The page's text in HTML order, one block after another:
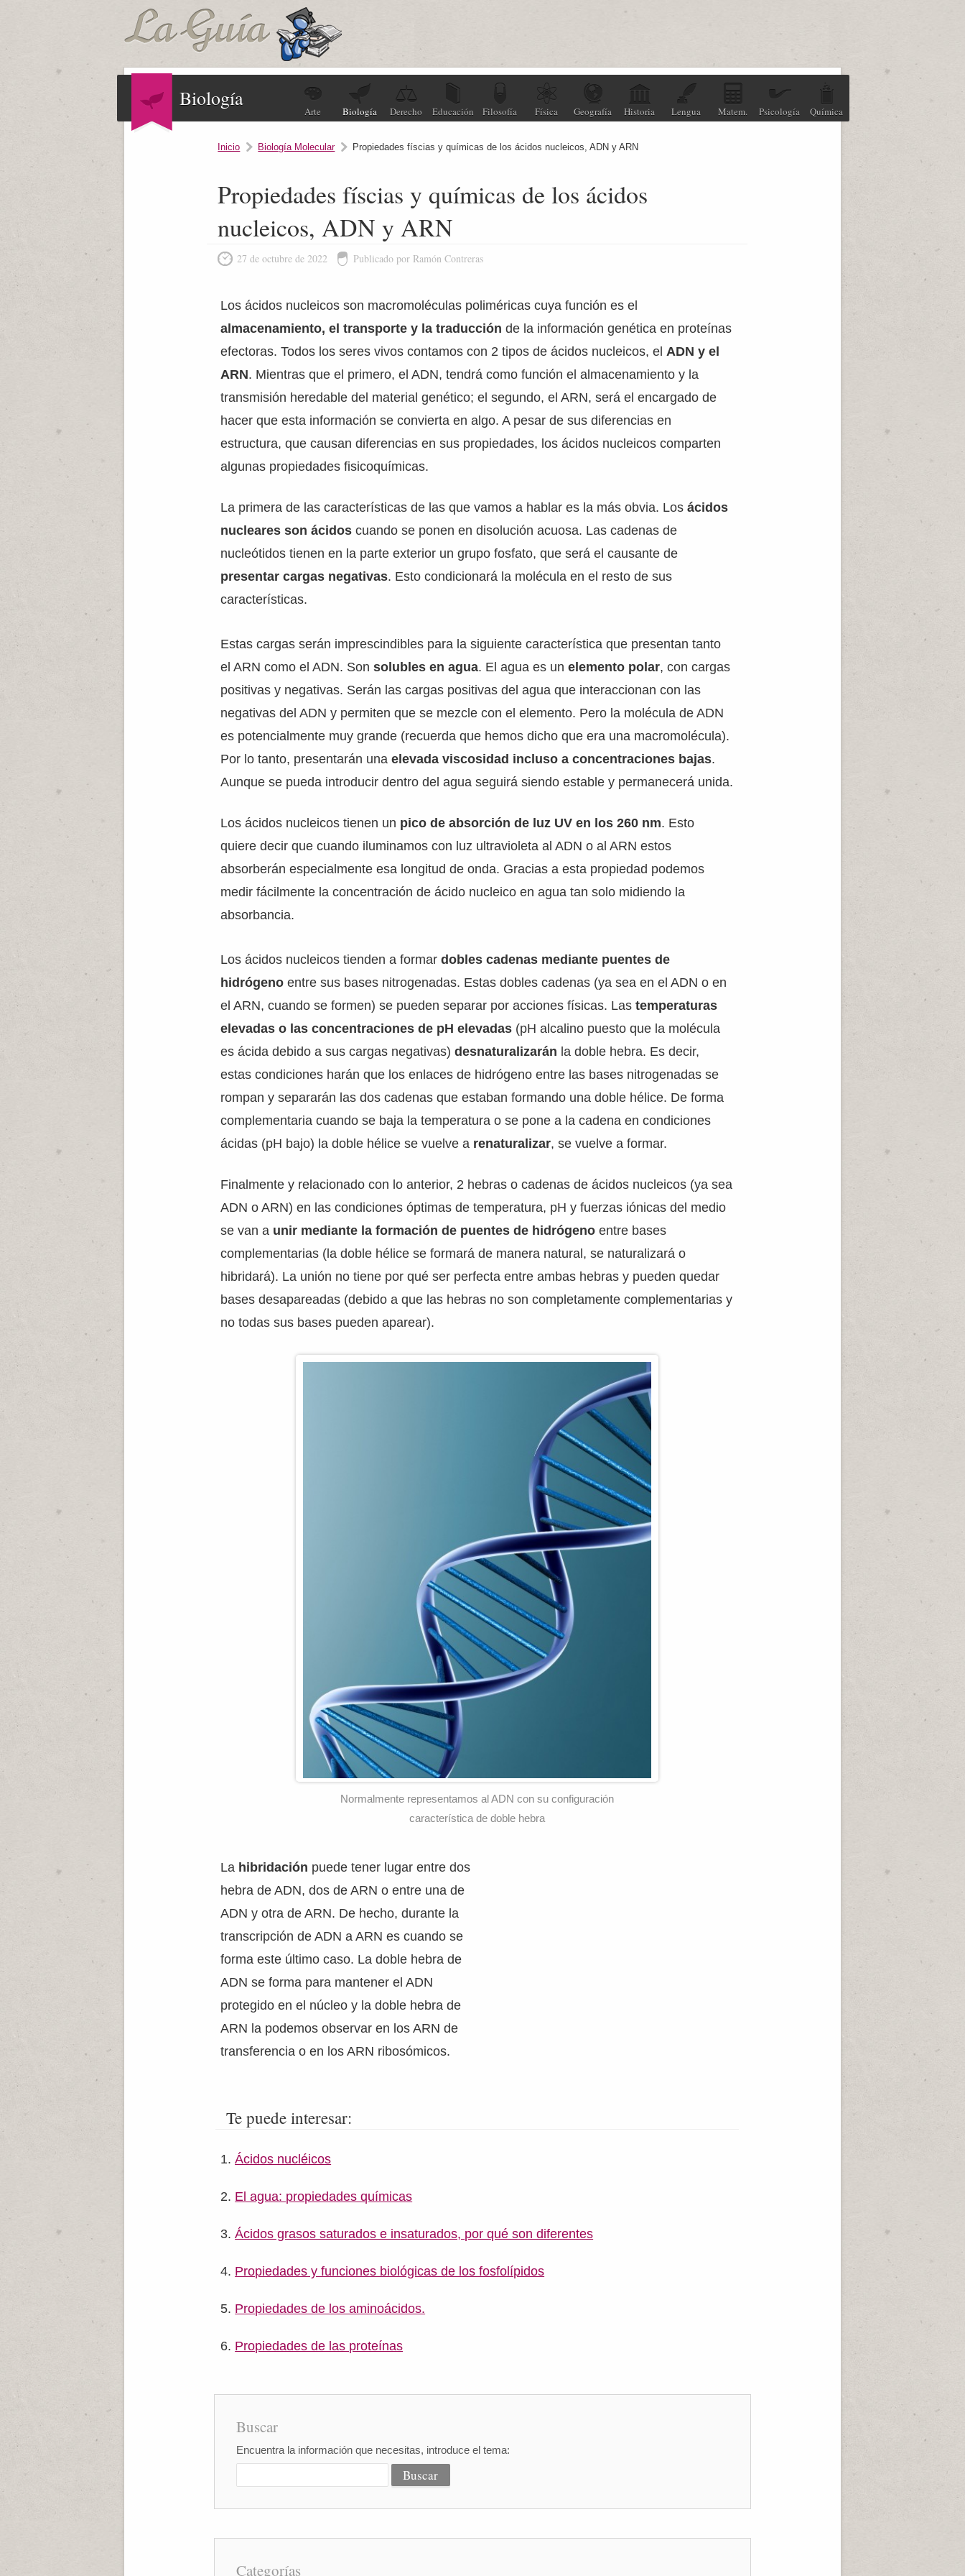
Biología
Arte Biología Derecho Educación Filosofía Física Geografía Historia Lengua Matem. Psicología Química
Inicio Biología Molecular Propiedades físcias y químicas de los ácidos nucleicos, ADN y ARN
Propiedades físcias y químicas de los ácidos
nucleicos, ADN y ARN
27 de octubre de 2022 Publicado por Ramón Contreras
Los ácidos nucleicos son macromoléculas poliméricas cuya función es el
almacenamiento, el transporte y la traducciónde la información genética en proteínas
efectoras. Todos los seres vivos contamos con 2 tipos de ácidos nucleicos, elADN y el
ARN. Mientras que el primero, el ADN, tendrá como función el almacenamiento y la
transmisión heredable del material genético; el segundo, el ARN, será el encargado de
hacer que esta información se convierta en algo. A pesar de sus diferencias en
estructura, que causan diferencias en sus propiedades, los ácidos nucleicos comparten
algunas propiedades fisicoquímicas.
La primera de las características de las que vamos a hablar es la más obvia. Losácidos
nucleares son ácidoscuando se ponen en disolución acuosa. Las cadenas de
nucleótidos tienen en la parte exterior un grupo fosfato, que será el causante de
presentar cargas negativas. Esto condicionará la molécula en el resto de sus
características.
Estas cargas serán imprescindibles para la siguiente característica que presentan tanto
el ARN como el ADN. Sonsolubles en agua. El agua es unelemento polar, con cargas
positivas y negativas. Serán las cargas positivas del agua que interaccionan con las
negativas del ADN y permiten que se mezcle con el elemento. Pero la molécula de ADN
es potencialmente muy grande (recuerda que hemos dicho que era una macromolécula).
Por lo tanto, presentarán unaelevada viscosidad incluso a concentraciones bajas.
Aunque se pueda introducir dentro del agua seguirá siendo estable y permanecerá unida.
Los ácidos nucleicos tienen un pico de absorción de luz UV en los 260 nm. Esto
quiere decir que cuando iluminamos con luz ultravioleta al ADN o al ARN estos
absorberán especialmente esa longitud de onda. Gracias a esta propiedad podemos
medir fácilmente la concentración de ácido nucleico en agua tan solo midiendo la
absorbancia.
Los ácidos nucleicos tienden a formardobles cadenas mediante puentes de
hidrógenoentre sus bases nitrogenadas. Estas dobles cadenas (ya sea en el ADN o en
el ARN, cuando se formen) se pueden separar por acciones físicas. Lastemperaturas
elevadas o las concentraciones de pH elevadas (pH alcalino puesto que la molécula
es ácida debido a sus cargas negativas)desnaturalizarán la doble hebra. Es decir,
estas condiciones harán que los enlaces de hidrógeno entre las bases nitrogenadas se
rompan y separarán las dos cadenas que estaban formando una doble hélice. De forma
complementaria cuando se baja la temperatura o se pone a la cadena en condiciones
ácidas (pH bajo) la doble hélice se vuelve a renaturalizar, se vuelve a formar.
Finalmente y relacionado con lo anterior, 2 hebras o cadenas de ácidos nucleicos (ya sea
ADN o ARN) en las condiciones óptimas de temperatura, pH y fuerzas iónicas del medio
se van a unir mediante la formación de puentes de hidrógenoentre bases
complementarias (la doble hélice se formará de manera natural, se naturalizará o
hibridará). La unión no tiene por qué ser perfecta entre ambas hebras y pueden quedar
bases desapareadas (debido a que las hebras no son completamente complementarias y
no todas sus bases pueden aparear).
Normalmente representamos al ADN con su configuración
característica de doble hebra
La hibridación puede tener lugar entre dos
hebra de ADN, dos de ARN o entre una de
ADN y otra de ARN. De hecho, durante la
transcripción de ADN a ARN es cuando se
forma este último caso. La doble hebra de
ADN se forma para mantener el ADN
protegido en el núcleo y la doble hebra de
ARN la podemos observar en los ARN de
transferencia o en los ARN ribosómicos.
Te puede interesar:
Ácidos nucléicos
El agua: propiedades químicas
Ácidos grasos saturados e insaturados, por qué son diferentes
Propiedades y funciones biológicas de los fosfolípidos
Propiedades de los aminoácidos.
Propiedades de las proteínas
Buscar
Encuentra la información que necesitas, introduce el tema:
Categorías